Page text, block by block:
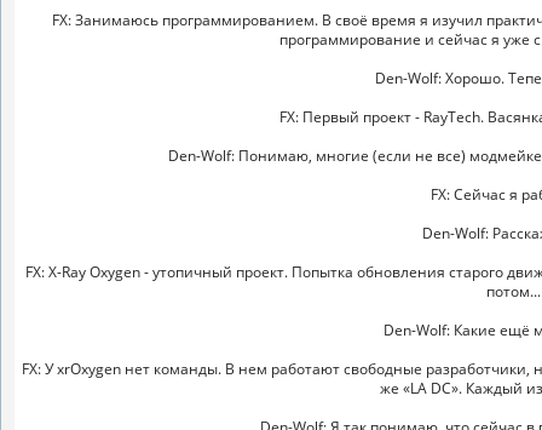
FX: Занимаюсь программированием. В своё время я изучил
программирование и сейчас я уже
Den-Wolf: Хорошо.
FX: Первый проект - RayTech.
Den-Wolf: Понимаю, многие (если не все)
FX: Сейчас я
Den-Wolf:
FX: X-Ray Oxygen - утопичный проект. Попытка обновления старого
Den-Wolf: Какие ещё
FX: У xrOxygen нет команды. В нем работают свободные
же «LA DC». Каждый